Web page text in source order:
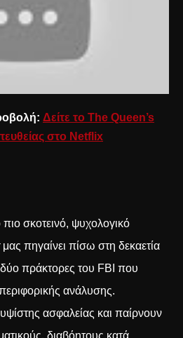
Δείτε το The Queen’s
στο Netflix
σκοτεινό, ψυχολογικό
μας πηγαίνει πίσω στη δεκαετία
πράκτορες του FBI που
ανάλυσης.
ασφαλείας και παίρνουν
διαβόητους κατά